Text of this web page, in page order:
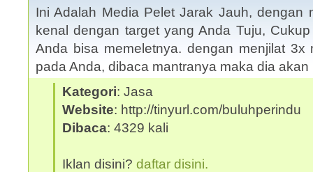
Ini Adalah Media Pelet Jarak Jauh, dengan
kenal dengan target yang Anda Tuju,
Anda bisa memeletnya. dengan menjilat
pada Anda, dibaca mantranya maka dia
Kategori: Jasa
Website: http://tinyurl.com/buluhperindu
Dibaca: 4329 kali
Iklan disini? daftar disini.